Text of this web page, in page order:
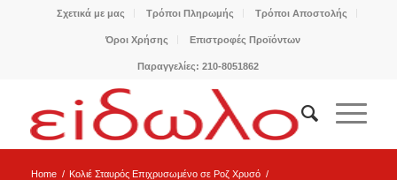
Σχετικά με μας Τρόποι Πληρωμής Τρόποι Αποστολής
Όροι Χρήσης Επιστροφές Προϊόντων
Παραγγελίες: 210-8051862
Home / Κολιέ Σταυρός Επιχρυσωμένο σε Ροζ Χρυσό /